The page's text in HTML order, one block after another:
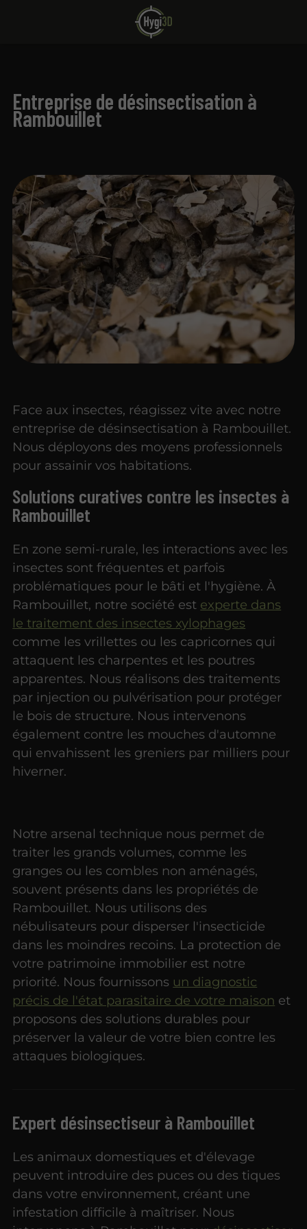
Entreprise de désinsectisation à
Rambouillet
Face aux insectes, réagissez vite avec notre
entreprise de désinsectisation à Rambouillet.
Nous déployons des moyens professionnels
pour assainir vos habitations.
Solutions curatives contre les insectes à
Rambouillet
En zone semi-rurale, les interactions avec les
insectes sont fréquentes et parfois
problématiques pour le bâti et l'hygiène. À
Rambouillet, notre société est experte dans
le traitement des insectes xylophages
comme les vrillettes ou les capricornes qui
attaquent les charpentes et les poutres
apparentes. Nous réalisons des traitements
par injection ou pulvérisation pour protéger
le bois de structure. Nous intervenons
également contre les mouches d'automne
qui envahissent les greniers par milliers pour
hiverner.
Notre arsenal technique nous permet de
traiter les grands volumes, comme les
granges ou les combles non aménagés,
souvent présents dans les propriétés de
Rambouillet. Nous utilisons des
nébulisateurs pour disperser l'insecticide
dans les moindres recoins. La protection de
votre patrimoine immobilier est notre
priorité. Nous fournissons un diagnostic
précis de l'état parasitaire de votre maison et
proposons des solutions durables pour
préserver la valeur de votre bien contre les
attaques biologiques.
Expert désinsectiseur à Rambouillet
Les animaux domestiques et d'élevage
peuvent introduire des puces ou des tiques
dans votre environnement, créant une
infestation difficile à maîtriser. Nous